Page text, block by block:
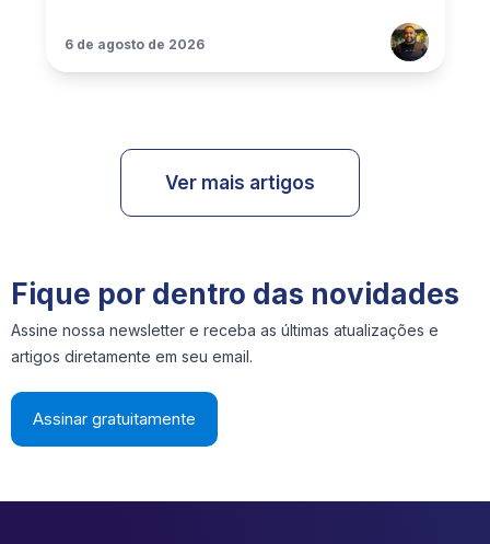
6 de agosto de 2026
Ver mais artigos
Fique por dentro das novidades
Assine nossa newsletter e receba as últimas atualizações e
artigos diretamente em seu email.
Assinar gratuitamente